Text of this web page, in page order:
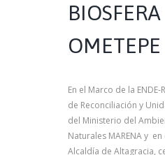
OMETEPE
En el Marco de la
de Reconciliación y
del Ministerio del
Naturales MARENA y
Alcaldía de Altagracia,